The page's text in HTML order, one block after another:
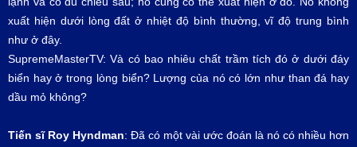
xuất hiện dưới lòng đất ở nhiệt độ bình thường, vĩ độ trung bình
như ở đây.
SupremeMasterTV: Và có bao nhiêu chất trầm tích đó ở dưới đáy
biển hay ở trong lòng biển? Lượng của nó có lớn như than đá hay
dầu mỏ không?
Tiến sĩ Roy Hyndman: Đã có một vài ước đoán là nó có nhiều hơn